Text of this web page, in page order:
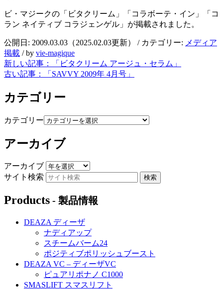
ビ・マジークの「ビタクリーム」「コラボーテ・イン」「コ
ラン ネイティブ コラジェンゲル」が掲載されました。
公開日: 2009.03.03 （2025.02.03更新） / カテゴリー: メディア
掲載 /by vie-magique
新しい記事：
「ビタクリーム アージュ・セラム」
古い記事：
「SAVVY 2009年 4月号」
カテゴリー
カテゴリー
アーカイブ
アーカイブ
サイト検索
Products - 製品情報
DEAZA ディーザ
ナディアップ
スチームバーム24
ポジティブポリッシュブースト
DEAZA VC – ディーザVC
ピュアリポナノ C1000
SMASLIFT スマスリフト